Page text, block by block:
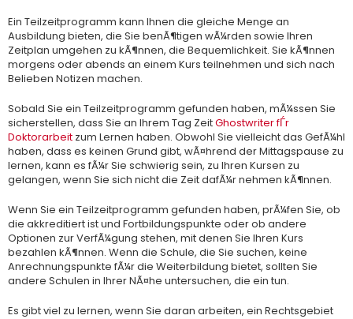
Ein Teilzeitprogramm kann Ihnen die gleiche Menge an
Ausbildung bieten, die Sie benÃ¶tigen wÃ¼rden sowie Ihren
Zeitplan umgehen zu kÃ¶nnen, die Bequemlichkeit. Sie kÃ¶nnen
morgens oder abends an einem Kurs teilnehmen und sich nach
Belieben Notizen machen.
Sobald Sie ein Teilzeitprogramm gefunden haben, mÃ¼ssen Sie
sicherstellen, dass Sie an Ihrem Tag ZeitGhostwriter fЃr
Doktorarbeit zum Lernen haben. Obwohl Sie vielleicht das GefÃ¼hl
haben, dass es keinen Grund gibt, wÃ¤hrend der Mittagspause zu
lernen, kann es fÃ¼r Sie schwierig sein, zu Ihren Kursen zu
gelangen, wenn Sie sich nicht die Zeit dafÃ¼r nehmen kÃ¶nnen.
Wenn Sie ein Teilzeitprogramm gefunden haben, prÃ¼fen Sie, ob
die akkreditiert ist und Fortbildungspunkte oder ob andere
Optionen zur VerfÃ¼gung stehen, mit denen Sie Ihren Kurs
bezahlen kÃ¶nnen. Wenn die Schule, die Sie suchen, keine
Anrechnungspunkte fÃ¼r die Weiterbildung bietet, sollten Sie
andere Schulen in Ihrer NÃ¤he untersuchen, die ein tun.
Es gibt viel zu lernen, wenn Sie daran arbeiten, ein Rechtsgebiet